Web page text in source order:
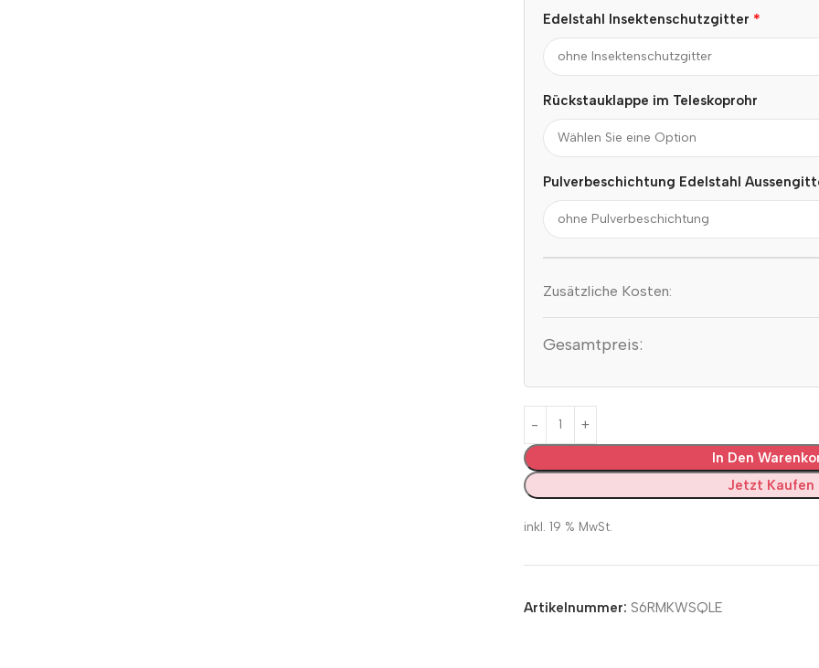
Edelstahl Insektenschutzgitter *
Rückstauklappe im Teleskoprohr
Pulverbeschichtung Edelstahl
Zusätzliche Kosten:
Gesamtpreis:
In Den
Jetzt Kaufen
inkl. 19 % MwSt.
Artikelnummer: S6RMKWSQLE